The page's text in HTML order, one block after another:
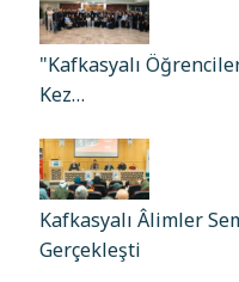
"Kafkasyalı
Kez…
Kafkasyalı Âlimler
Gerçekleşti